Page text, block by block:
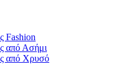
Fashion
από Ασήμι
από Χρυσό